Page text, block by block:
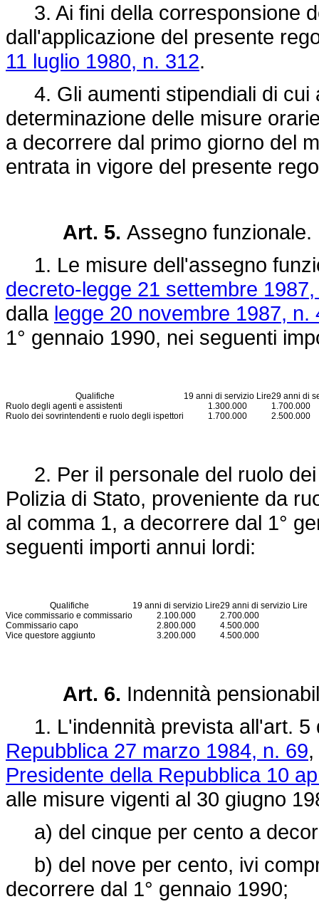
3. Ai fini della corresponsione
dall'applicazione del presente
11 luglio 1980, n. 312.
4. Gli aumenti stipendiali di cui
determinazione delle misure
a decorrere dal primo giorno del
entrata in vigore del presente
Art. 5. Assegno funzionale.
1. Le misure dell'assegno
decreto-legge 21 settembre
dalla legge 20 novembre 1987, n.
1° gennaio 1990, nei seguenti
Qualifiche 19 anni di servizio Lire29 anni di
Ruolo degli agenti e assistenti
1.300.000
1.700.000
Ruolo dei sovrintendenti e ruolo degli ispettori
1.700.000 2.500.000
2. Per il personale del ruolo dei
Polizia di Stato, proveniente da
al comma 1, a decorrere dal 1°
seguenti importi annui lordi:
Qualifiche 19 anni di servizio Lire29 anni di servizio Lire
Vice commissario e commissario
2.100.000
2.700.000
Commissario capo
2.800.000
4.500.000
Vice questore aggiunto
3.200.000 4.500.000
Art. 6. Indennità
1. L'indennità prevista all'art. 5
Repubblica 27 marzo 1984, n. 69
Presidente della Repubblica 10
alle misure vigenti al 30 giugno
a) del cinque per cento a
b) del nove per cento, ivi
decorrere dal 1° gennaio 1990;